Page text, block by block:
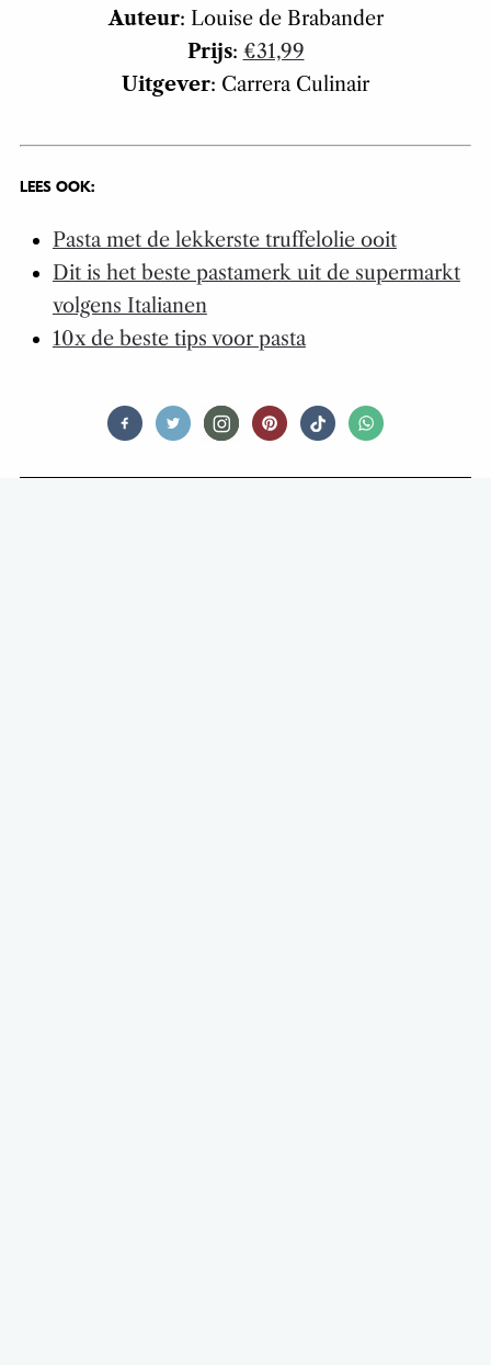
Auteur: Louise de Brabander
Prijs: €31,99
Uitgever: Carrera Culinair
LEES OOK:
Pasta met de lekkerste truffelolie ooit
Dit is het beste pastamerk uit de supermarkt
volgens Italianen
10x de beste tips voor pasta